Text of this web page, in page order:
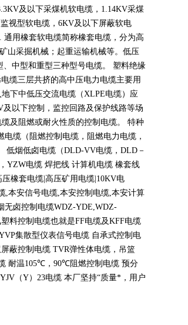
及以下采煤机软电缆， 1.14KV采煤
视型软电缆， 6KV及以下屏蔽软电
. 通用橡套软电缆简称橡套电缆，分为高
山采掘机械；起重运输机械等。低压
中型和重型三种型号电缆。 塑料绝缘
缆三层共挤的高中压电力电缆主要用
下中低压交流电缆（XLPE电缆）应
及以下控制，监控回路及保护线路等场
及阻燃或耐火性质的控制电缆。 特种
电缆（阻燃控制电缆，阻燃电力电缆，
低烟低卤电缆（DLD-VV电缆， DLD －
YZW电缆 焊把线 计算机电缆 橡套线
压橡套电缆高压矿用电缆 |10KV电
,本安信号电缆,本安控制电缆,本安计算
无卤控制电缆WDZ-YDE,WDZ-
料控制电缆也就是FF电缆及KFF电缆
集散型仪表信号电缆 自承式控制电
蔽控制电缆 TVR弹性体电缆，吊篮
耐温105℃ ，90℃阻燃控制电缆 预分
（Y） 23电缆 本厂坚持“质量*，用户